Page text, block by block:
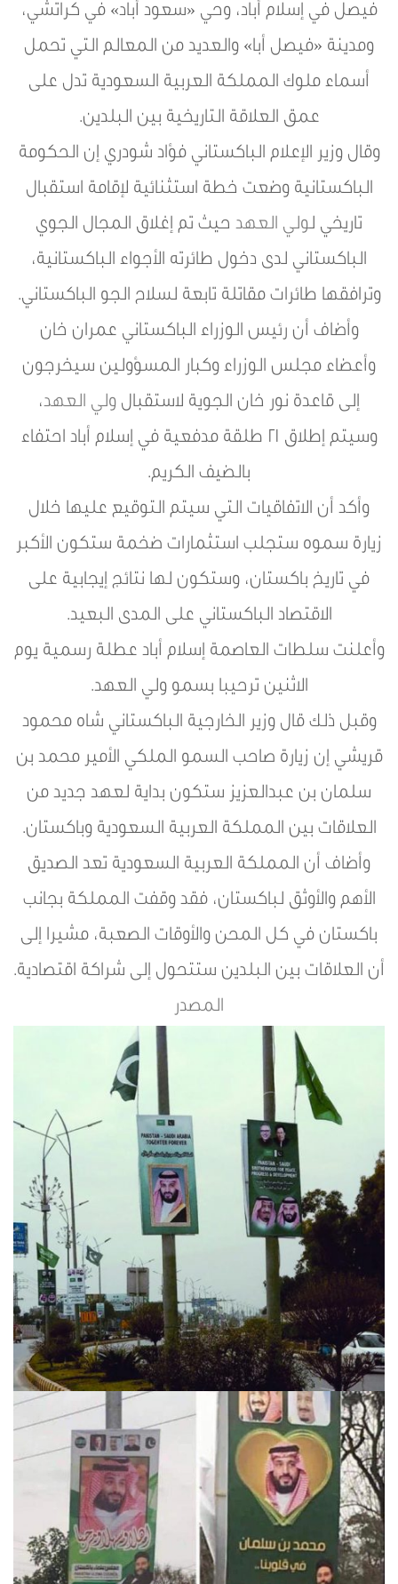
فيصل في إسلام أباد، وحي «سعود أباد» في كراتشي،
ومدينة «فيصل أبا» والعديد من المعالم التي تحمل
أسماء ملوك المملكة العربية السعودية تدل على
عمق العلاقة التاريخية بين البلدين.
وقال وزير الإعلام الباكستاني فؤاد شودري إن الحكومة
الباكستانية وضعت خطة استثنائية لإقامة استقبال
تاريخي لولي العهد حيث تم إغلاق المجال الجوي
الباكستاني لدى دخول طائرته الأجواء الباكستانية،
وترافقها طائرات مقاتلة تابعة لسلاح الجو الباكستاني.
وأضاف أن رئيس الوزراء الباكستاني عمران خان
وأعضاء مجلس الوزراء وكبار المسؤولين سيخرجون
إلى قاعدة نور خان الجوية لاستقبال ولي العهد،
وسيتم إطلاق 21 طلقة مدفعية في إسلام أباد احتفاء
بالضيف الكريم.
وأكد أن الاتفاقيات التي سيتم التوقيع عليها خلال
زيارة سموه ستجلب استثمارات ضخمة ستكون الأكبر
في تاريخ باكستان، وستكون لها نتائج إيجابية على
الاقتصاد الباكستاني على المدى البعيد.
وأعلنت سلطات العاصمة إسلام أباد عطلة رسمية يوم
الاثنين ترحيبا بسمو ولي العهد.
وقبل ذلك قال وزير الخارجية الباكستاني شاه محمود
قريشي إن زيارة صاحب السمو الملكي الأمير محمد بن
سلمان بن عبدالعزيز ستكون بداية لعهد جديد من
العلاقات بين المملكة العربية السعودية وباكستان.
وأضاف أن المملكة العربية السعودية تعد الصديق
الأهم والأوثق لباكستان، فقد وقفت المملكة بجانب
باكستان في كل المحن والأوقات الصعبة، مشيرا إلى
أن العلاقات بين البلدين ستتحول إلى شراكة اقتصادية.
المصدر